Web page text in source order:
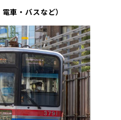
車・バスなど）